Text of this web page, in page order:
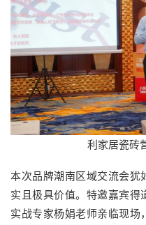
利家居瓷砖
本次品牌潮南区域交流会犹
实且极具价值。特邀嘉宾得
实战专家杨娟老师亲临现场